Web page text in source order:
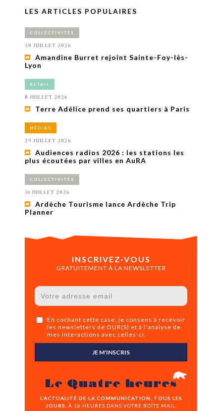
LES ARTICLES POPULAIRES
COLLECTIVITÉS
30 JUILLET 2026
Amandine Burret rejoint Sainte-Foy-lès-
Lyon
RETAIL
8 JUILLET 2026
Terre Adélice prend ses quartiers à Paris
MÉDIAS
29 JUILLET 2026
Audiences radios 2026 : les stations les
plus écoutées par villes en AuRA
COLLECTIVITÉS
31 JUILLET 2026
Ardèche Tourisme lance Ardèche Trip
Planner
INSCRIVEZ-VOUS
GRATUITEMENT À LA NEWSLETTER
En cochant cette case, je consens à recevoir
les newsletters de OUR(S) et à l'analyse de
mes interactions avec celles-ci.
JE M'INSCRIS
Le Quatre heures
L’ACTUALITÉ DE LA COMMUNICATION, TOUS LES
JOURS,
À 16 HEURES DANS VOTRE BOÎTE MAIL.